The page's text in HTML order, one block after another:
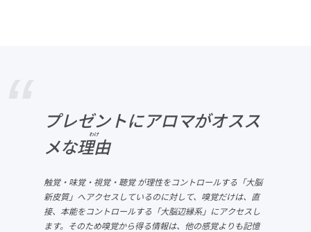
プレゼントにアロマがオスス
メな理由
わけ
触覚・味覚・視覚・聴覚 が理性をコントロールする「大脳
新皮質」へアクセスしているのに対して、嗅覚だけは、直
接、本能をコントロールする「大脳辺縁系」にアクセスし
ます。そのため嗅覚から得る情報は、他の感覚よりも記憶